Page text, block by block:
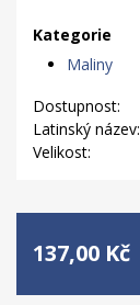
Kategorie
Maliny
Dostupnost:
Latinský název:
Velikost:
137,00 Kč